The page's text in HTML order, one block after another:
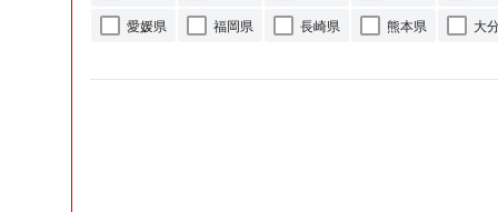
愛媛県
福岡県 長崎県 熊本県 大